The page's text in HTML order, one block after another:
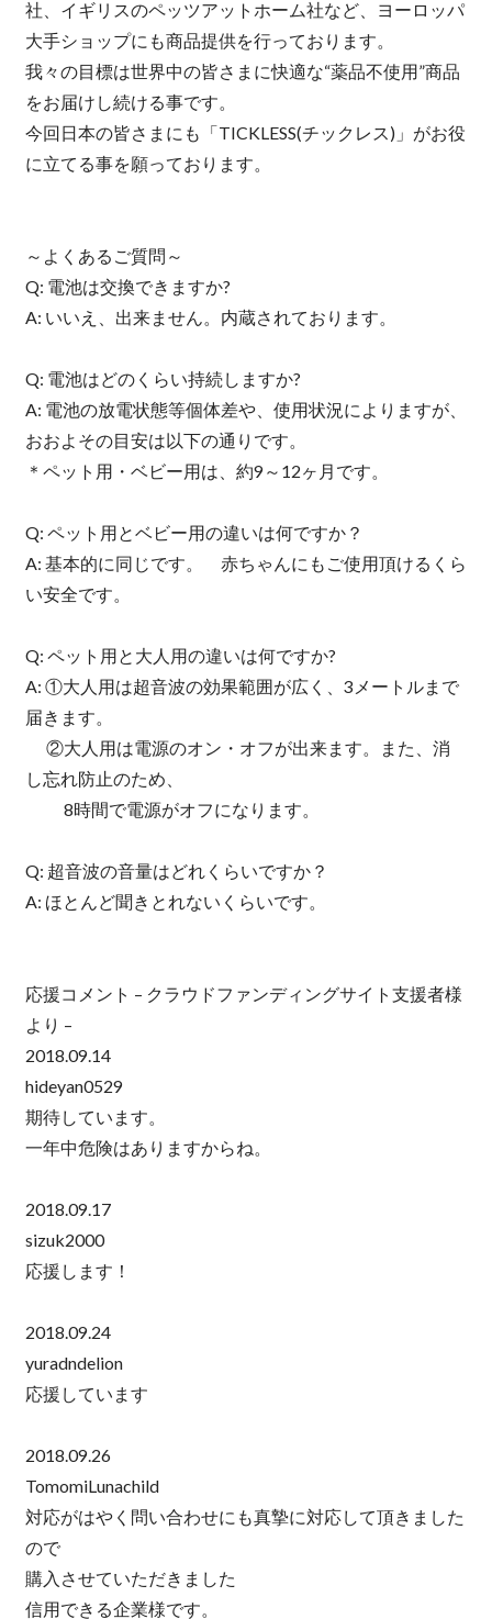
社、イギリスのペッツアットホーム社など、ヨーロッパ
大手ショップにも商品提供を行っております。
我々の目標は世界中の皆さまに快適な“薬品不使用”商品
をお届けし続ける事です。
今回日本の皆さまにも「TICKLESS(チックレス)」がお役
に立てる事を願っております。
～よくあるご質問～
Q: 電池は交換できますか?
A: いいえ、出来ません。内蔵されております。
Q: 電池はどのくらい持続しますか?
A: 電池の放電状態等個体差や、使用状況によりますが、
おおよその目安は以下の通りです。
＊ペット用・ベビー用は、約9～12ヶ月です。
Q: ペット用とベビー用の違いは何ですか？
A: 基本的に同じです。 赤ちゃんにもご使用頂けるくら
い安全です。
Q: ペット用と大人用の違いは何ですか?
A: ①大人用は超音波の効果範囲が広く、3メートルまで
届きます。
②大人用は電源のオン・オフが出来ます。また、消
し忘れ防止のため、
8時間で電源がオフになります。
Q: 超音波の音量はどれくらいですか？
A: ほとんど聞きとれないくらいです。
応援コメント – クラウドファンディングサイト支援者様
より –
2018.09.14
hideyan0529
期待しています。
一年中危険はありますからね。
2018.09.17
sizuk2000
応援します！
2018.09.24
yuradndelion
応援しています
2018.09.26
TomomiLunachild
対応がはやく問い合わせにも真摯に対応して頂きました
ので
購入させていただきました
信用できる企業様です。